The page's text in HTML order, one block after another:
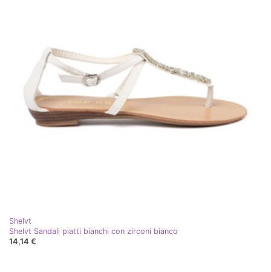
Shelvt
Shelvt Sandali piatti bianchi con zirconi bianco
14,14 €